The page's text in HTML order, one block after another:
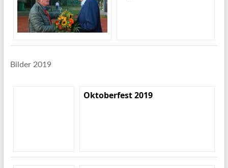
Bilder 2019
Oktoberfest 2019